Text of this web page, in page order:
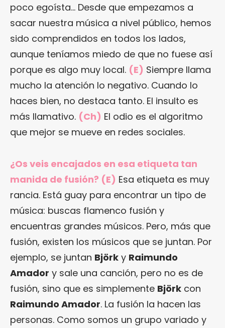
poco egoísta… Desde que empezamos a
sacar nuestra música a nivel público, hemos
sido comprendidos en todos los lados,
aunque teníamos miedo de que no fuese así
porque es algo muy local. (E) Siempre llama
mucho la atención lo negativo. Cuando lo
haces bien, no destaca tanto. El insulto es
más llamativo. (Ch) El odio es el algoritmo
que mejor se mueve en redes sociales.
¿Os veis encajados en esa etiqueta tan
manida de fusión? (E) Esa etiqueta es muy
rancia. Está guay para encontrar un tipo de
música: buscas flamenco fusión y
encuentras grandes músicos. Pero, más que
fusión, existen los músicos que se juntan. Por
ejemplo, se juntan Björk y Raimundo
Amador y sale una canción, pero no es de
fusión, sino que es simplemente Björk con
Raimundo Amador. La fusión la hacen las
personas. Como somos un grupo variado y